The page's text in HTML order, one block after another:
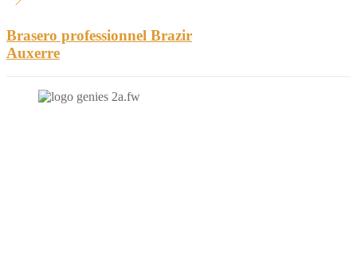
Brasero professionnel Brazir
Auxerre